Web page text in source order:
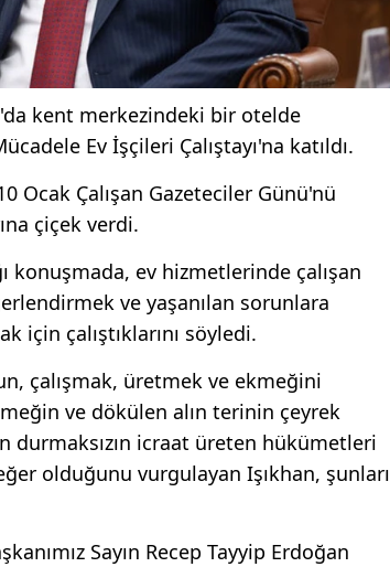
kent merkezindeki bir otelde
Ev İşçileri Çalıştayı'na katıldı.
Ocak Çalışan Gazeteciler Günü'nü
çiçek verdi.
konuşmada, ev hizmetlerinde çalışan
ve yaşanılan sorunlara
için çalıştıklarını söyledi.
çalışmak, üretmek ve ekmeğini
ve dökülen alın terinin çeyrek
durmaksızın icraat üreten hükümetleri
olduğunu vurgulayan Işıkhan, şunları
Sayın Recep Tayyip Erdoğan